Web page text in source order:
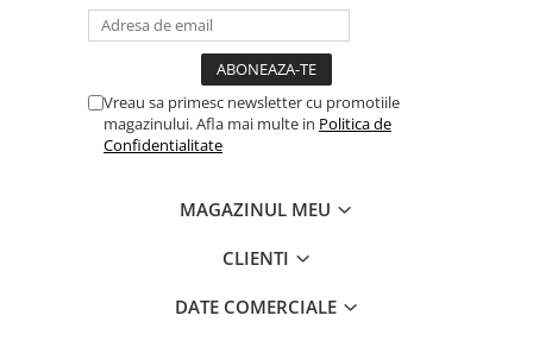
Vreau sa primesc newsletter cu promotiile
magazinului. Afla mai multe in Politica de
Confidentialitate
MAGAZINUL MEU
CLIENTI
DATE COMERCIALE